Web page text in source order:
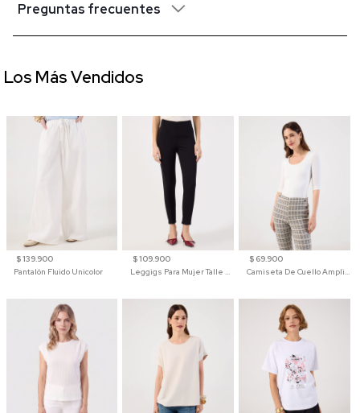
Preguntas frecuentes
$ 139.900
Pantalón Fluido Unicolor
$ 109.900
Leggigs Para Mujer Talle Alto Liso
$ 69.900
Camiseta De Cuello Amplio Y Manga 3/4 Para Mujer
Los Más Vendidos